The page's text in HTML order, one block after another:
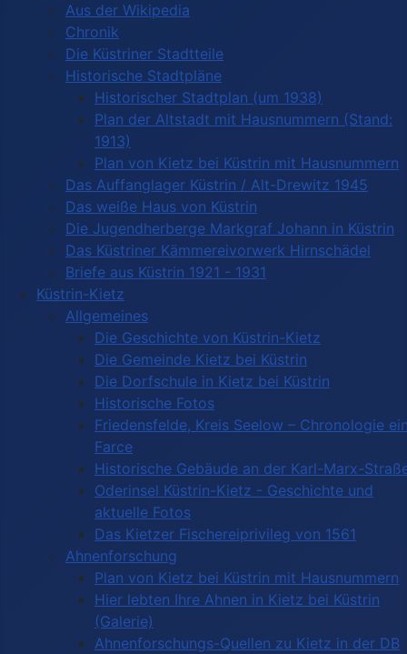
Aus der Wikipedia
Chronik
Die Küstriner Stadtteile
Historische Stadtpläne
Historischer Stadtplan (um 1938)
Plan der Altstadt mit Hausnummern (Stand:
1913)
Plan von Kietz bei Küstrin mit Hausnummern
Das Auffanglager Küstrin / Alt-Drewitz 1945
Das weiße Haus von Küstrin
Die Jugendherberge Markgraf Johann in Küstrin
Das Küstriner Kämmereivorwerk Hirnschädel
Briefe aus Küstrin 1921 - 1931
Küstrin-Kietz
Allgemeines
Die Geschichte von Küstrin-Kietz
Die Gemeinde Kietz bei Küstrin
Die Dorfschule in Kietz bei Küstrin
Historische Fotos
Friedensfelde, Kreis Seelow – Chronologie
Farce
Historische Gebäude an der Karl-Marx-
Oderinsel Küstrin-Kietz - Geschichte und
aktuelle Fotos
Das Kietzer Fischereiprivileg von 1561
Ahnenforschung
Plan von Kietz bei Küstrin mit Hausnummern
Hier lebten Ihre Ahnen in Kietz bei Küstrin
(Galerie)
Ahnenforschungs-Quellen zu Kietz in der DB